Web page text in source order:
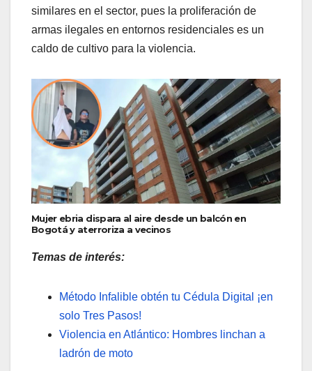
similares en el sector, pues la proliferación de
armas ilegales en entornos residenciales es un
caldo de cultivo para la violencia.
Mujer ebria dispara al aire desde un balcón en
Bogotá y aterroriza a vecinos
Temas de interés:
Método Infalible obtén tu Cédula Digital ¡en
solo Tres Pasos!
Violencia en Atlántico: Hombres linchan a
ladrón de moto